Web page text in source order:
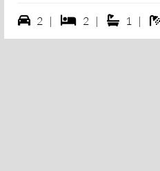
2 vagas na garagem
2 | 2 dormiórios
2 | 1 suítes
1 |